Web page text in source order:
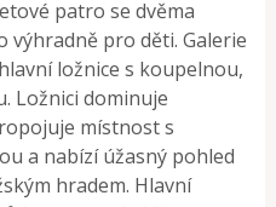
patro se dvěma
výhradně pro děti. Galerie
ložnice s koupelnou,
Ložnici dominuje
místnost s
a nabízí úžasný pohled
hradem. Hlavní